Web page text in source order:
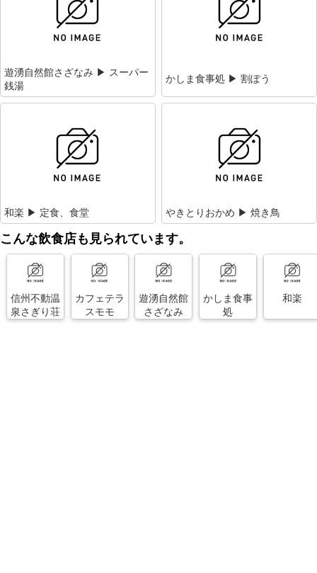
遊湧自然館さざなみ ▶ スーパー
銭湯
かしま食事処 ▶ 割ぽう
和楽 ▶ 定食、食堂 やきとりおかめ ▶ 焼き鳥
こんな飲食店も見られています。
信州不動温
泉さぎり荘
カフェテラ
スモモ
遊湧自然館
さざなみ
かしま食事
処
和楽